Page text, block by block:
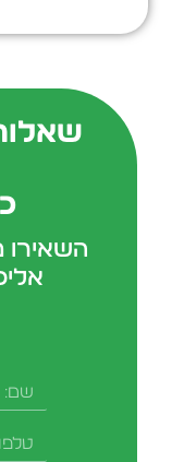
השאירו
שם
טלפון